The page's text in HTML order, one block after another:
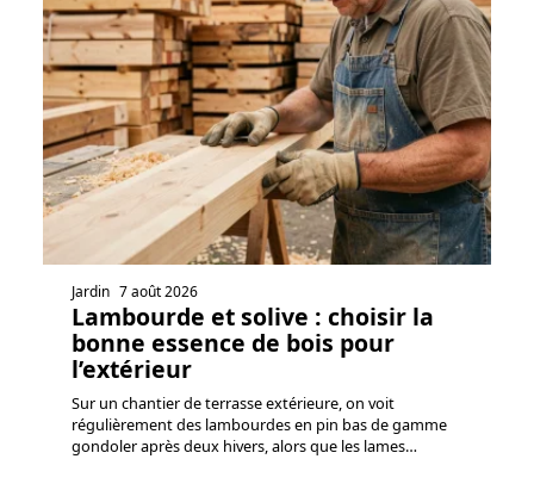
Jardin 7 août 2026
Lambourde et solive : choisir la
bonne essence de bois pour
l’extérieur
Sur un chantier de terrasse extérieure, on voit
régulièrement des lambourdes en pin bas de gamme
gondoler après deux hivers, alors que les lames…